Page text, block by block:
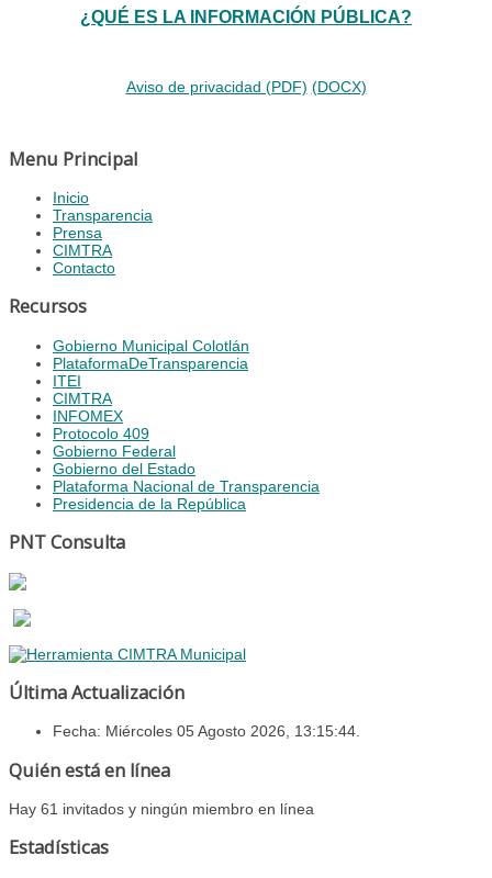
¿QUÉ ES LA INFORMACIÓN PÚBLICA?
Aviso de privacidad (PDF) (DOCX)
Menu Principal
Inicio
Transparencia
Prensa
CIMTRA
Contacto
Recursos
Gobierno Municipal Colotlán
PlataformaDeTransparencia
ITEI
CIMTRA
INFOMEX
Protocolo 409
Gobierno Federal
Gobierno del Estado
Plataforma Nacional de Transparencia
Presidencia de la República
PNT Consulta
Última Actualización
Fecha: Miércoles 05 Agosto 2026, 13:15:44.
Quién está en línea
Hay 61 invitados y ningún miembro en línea
Estadísticas